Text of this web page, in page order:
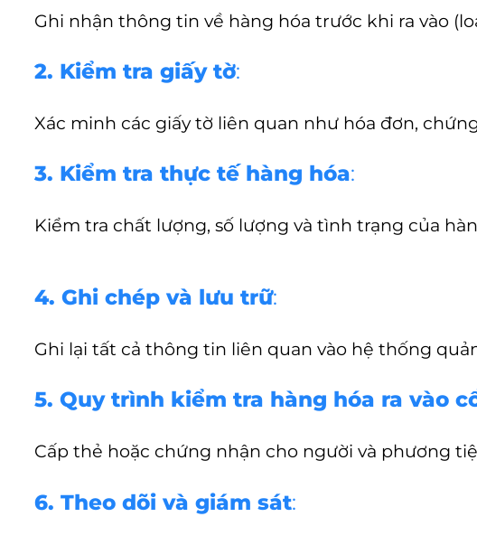
Ghi nhận thông tin về hàng hóa trước khi ra vào
2. Kiểm tra giấy tờ:
Xác minh các giấy tờ liên quan như hóa đơn,
3. Kiểm tra thực tế hàng hóa:
Kiểm tra chất lượng, số lượng và tình trạng của
4. Ghi chép và lưu trữ:
Ghi lại tất cả thông tin liên quan vào hệ thống
5. Quy trình kiểm tra hàng hóa ra vào
Cấp thẻ hoặc chứng nhận cho người và phương
6. Theo dõi và giám sát: